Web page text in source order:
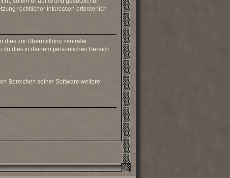
rechtlicher Interessen erforderlich
dies zur Übermittlung zentraler
du dies in deinem persönlichen Bereich
Bereichen seiner Software weitere